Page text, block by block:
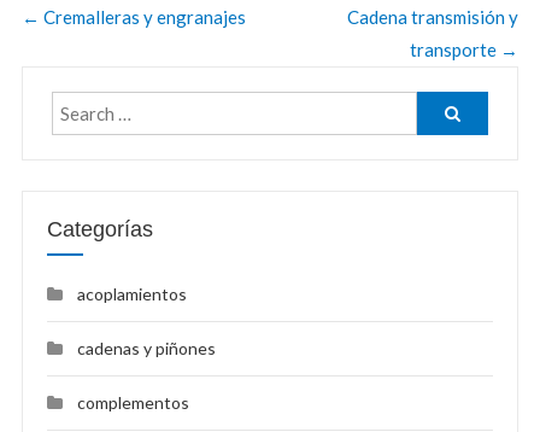
← Cremalleras y engranajes
Cadena transmisión y
transporte →
Categorías
acoplamientos
cadenas y piñones
complementos